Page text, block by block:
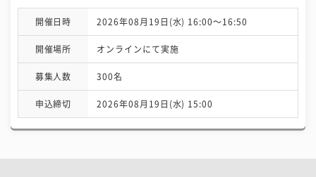
開催日時 2026年08月19日(水) 16:00〜16:50
開催場所 オンラインにて実施
募集人数 300名
申込締切 2026年08月19日(水) 15:00